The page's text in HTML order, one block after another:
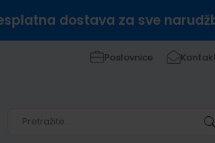
dostava za sve
Poslovnice